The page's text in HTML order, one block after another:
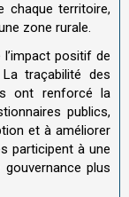
chaque territoire,
zone rurale.
positif de
traçabilité des
ont renforcé la
publics,
et à améliorer
participent à une
plus